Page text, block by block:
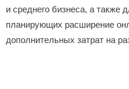
и среднего бизнеса, а также
планирующих расширение
дополнительных затрат на